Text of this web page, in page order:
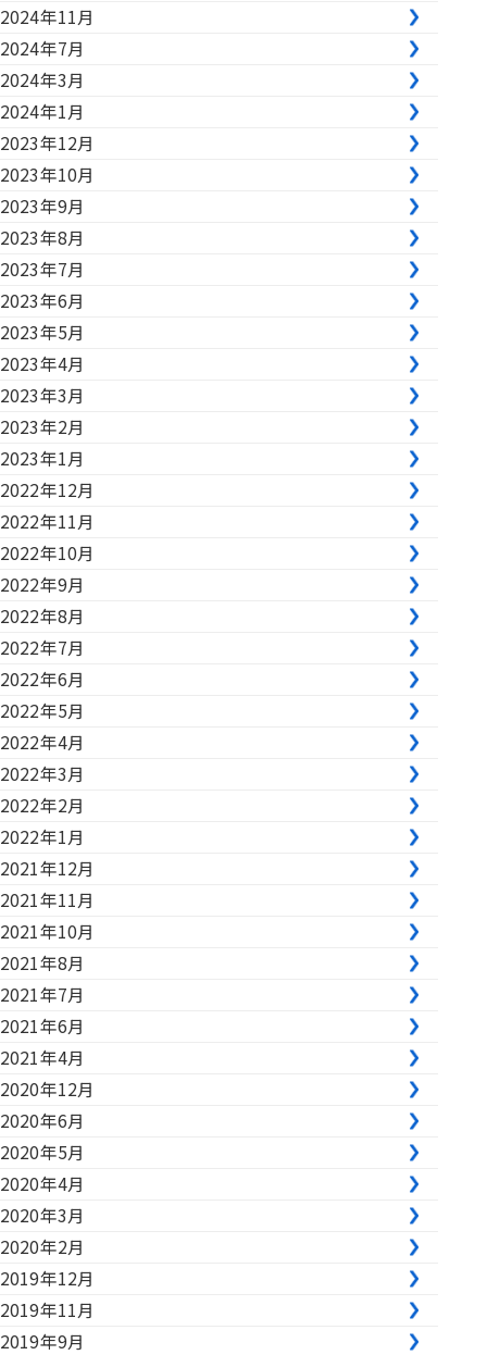
2024年11月
2024年7月
2024年3月
2024年1月
2023年12月
2023年10月
2023年9月
2023年8月
2023年7月
2023年6月
2023年5月
2023年4月
2023年3月
2023年2月
2023年1月
2022年12月
2022年11月
2022年10月
2022年9月
2022年8月
2022年7月
2022年6月
2022年5月
2022年4月
2022年3月
2022年2月
2022年1月
2021年12月
2021年11月
2021年10月
2021年8月
2021年7月
2021年6月
2021年4月
2020年12月
2020年6月
2020年5月
2020年4月
2020年3月
2020年2月
2019年12月
2019年11月
2019年9月